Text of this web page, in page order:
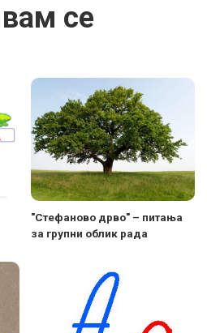
се
"Стефаново дрво" – питања
за групни облик рада